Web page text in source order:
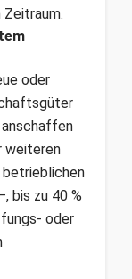
Zeitraum.
oder
anschaffen
weiteren
betrieblichen
bis zu 40 %
oder